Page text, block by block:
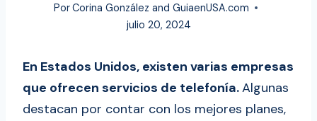
PorCorina González and GuiaenUSA.com
julio 20, 2024
En Estados Unidos, existen varias empresas
que ofrecen servicios de telefonía.Algunas
destacan por contar con los mejores planes,